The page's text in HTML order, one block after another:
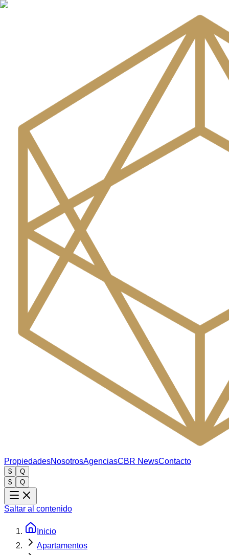
PropiedadesNosotrosAgenciasCBR NewsContacto
$
Q
$
Q
Saltar al contenido
Inicio
Apartamentos